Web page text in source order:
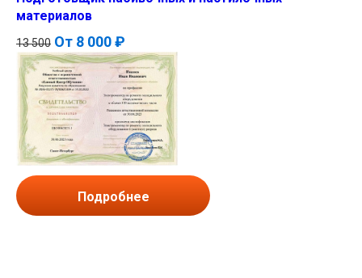
материалов
13 500 От 8 000 ₽
Подробнее